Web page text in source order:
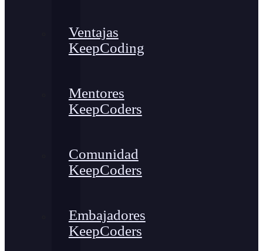
Ventajas
KeepCoding
Mentores
KeepCoders
Comunidad
KeepCoders
Embajadores
KeepCoders